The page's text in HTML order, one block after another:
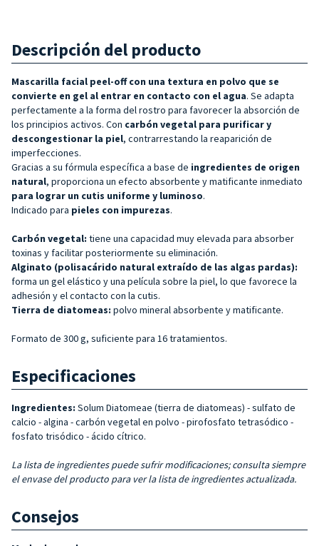
Descripción del producto
Mascarilla facial peel-off con una textura en polvo que se
convierte en gel al entrar en contacto con el agua. Se adapta
perfectamente a la forma del rostro para favorecer la absorción de
los principios activos. Con carbón vegetal para purificar y
descongestionar la piel, contrarrestando la reaparición de
imperfecciones.
Gracias a su fórmula específica a base de ingredientes de origen
natural, proporciona un efecto absorbente y matificante inmediato
para lograr un cutis uniforme y luminoso.
Indicado para pieles con impurezas.
Carbón vegetal: tiene una capacidad muy elevada para absorber
toxinas y facilitar posteriormente su eliminación.
Alginato (polisacárido natural extraído de las algas pardas):
forma un gel elástico y una película sobre la piel, lo que favorece la
adhesión y el contacto con la cutis.
Tierra de diatomeas: polvo mineral absorbente y matificante.
Formato de 300 g, suficiente para 16 tratamientos.
Especificaciones
Ingredientes: Solum Diatomeae (tierra de diatomeas) - sulfato de
calcio - algina - carbón vegetal en polvo - pirofosfato tetrasódico -
fosfato trisódico - ácido cítrico.
La lista de ingredientes puede sufrir modificaciones; consulta siempre
el envase del producto para ver la lista de ingredientes actualizada.
Consejos